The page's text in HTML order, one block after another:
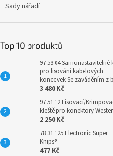
Sady nářadí
Top 10 produktů
97 53 04 Samonastavitelné
pro lisování kabelových
koncovek Se zaváděním z
3 480 Kč
97 51 12 Lisovací/
kleště pro konektory
2 250 Kč
78 31 125 Electronic Super
Knips®
477 Kč